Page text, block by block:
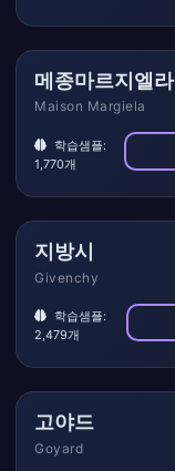
메종마르지엘라
Maison Margiela
학습샘플:
1,770개
지방시
Givenchy
학습샘플:
2,479개
고야드
Goyard